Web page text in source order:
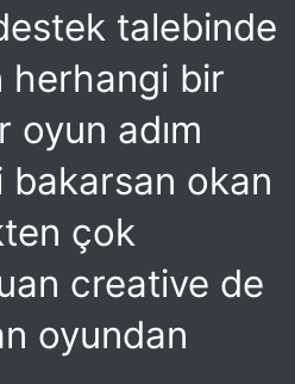
talebinde
herhangi bir
oyun adım
okan
çok
creative de
oyundan